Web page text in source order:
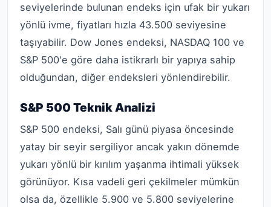
seviyelerinde bulunan endeks için ufak bir yukarı
yönlü ivme, fiyatları hızla 43.500 seviyesine
taşıyabilir. Dow Jones endeksi, NASDAQ 100 ve
S&P 500'e göre daha istikrarlı bir yapıya sahip
olduğundan, diğer endeksleri yönlendirebilir.
S&P 500 Teknik Analizi
S&P 500 endeksi, Salı günü piyasa öncesinde
yatay bir seyir sergiliyor ancak yakın dönemde
yukarı yönlü bir kırılım yaşanma ihtimali yüksek
görünüyor. Kısa vadeli geri çekilmeler mümkün
olsa da, özellikle 5.900 ve 5.800 seviyelerine